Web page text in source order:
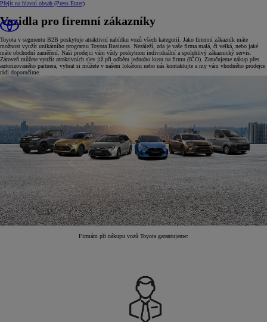
Přejít na hlavní obsah (Press Enter)
Vozidla pro firemní zákazníky
Toyota v segmentu B2B poskytuje atraktivní nabídku vozů všech kategorií. Jako firemní zákazník máte
možnost využít unikátního programu Toyota Business. Nezáleží, zda je vaše firma malá, či velká, nebo jaké
máte obchodní zaměření. Naši prodejci vám vždy poskytnou individuální a spolehlivý zákaznický servis.
Zároveň můžete využít atraktivních slev již při odběru jednoho kusu na firmu (IČO). Zaručujeme nákup přes
autorizovaného partnera, vybrat si můžete v našem lokátoru nebo nás kontaktujte a my vám vhodného prodejce
rádi doporučíme.
Firmám při nákupu vozů Toyota garantujeme: